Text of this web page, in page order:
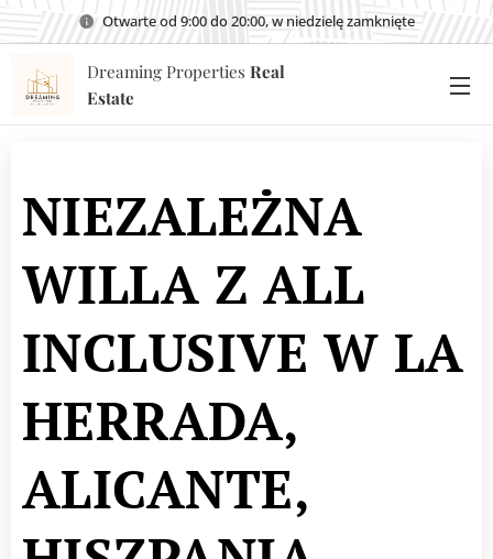
Otwarte od 9:00 do 20:00, w niedzielę zamknięte
Dreaming Properties Real
Estate
NIEZALEŻNA
WILLA Z ALL
INCLUSIVE W LA
HERRADA,
ALICANTE,